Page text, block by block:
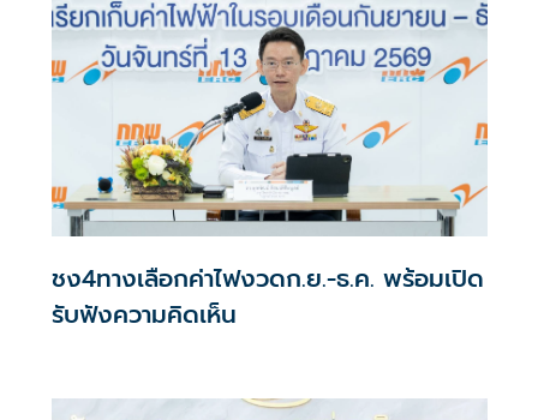
ชง4ทางเลือกค่าไฟงวดก.ย.-ธ.ค. พร้อมเปิด
รับฟังความคิดเห็น